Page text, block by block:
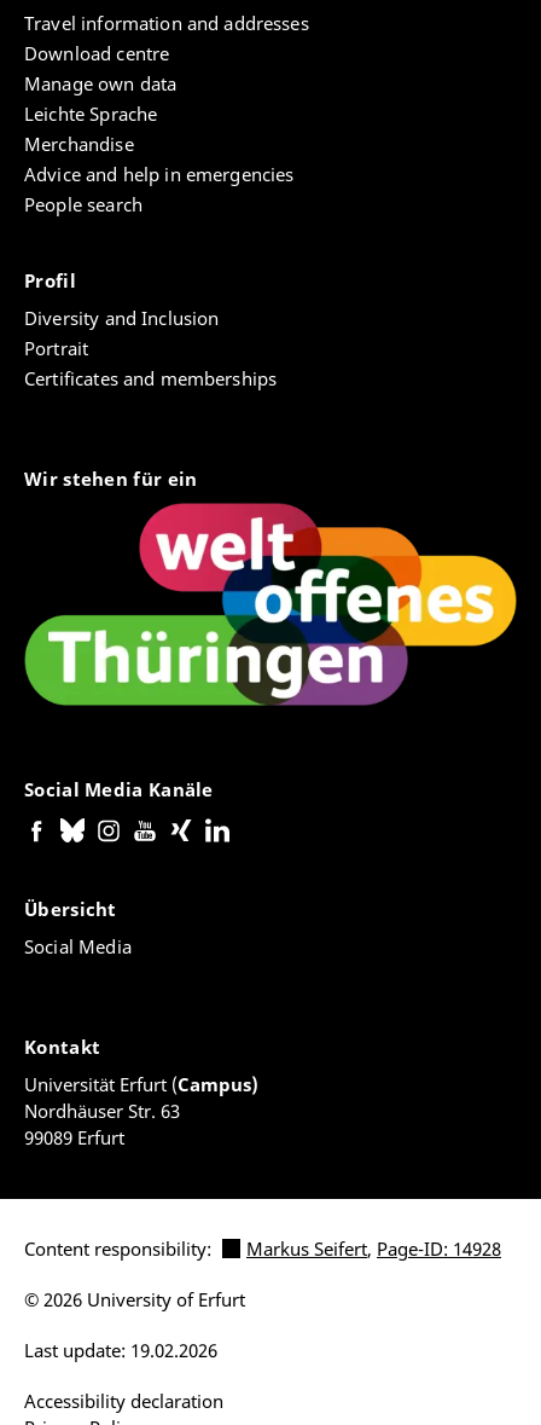
Travel information and addresses
Download centre
Manage own data
Leichte Sprache
Merchandise
Advice and help in emergencies
People search
Profil
Diversity and Inclusion
Portrait
Certificates and memberships
Wir stehen für ein
Social Media Kanäle
Übersicht
Social Media
Kontakt
Universität Erfurt (Campus)
Nordhäuser Str. 63
99089 Erfurt
Content responsibility: Markus Seifert, Page-ID: 14928
Accessibility declaration
Last update: 19.02.2026
© 2026 University of Erfurt